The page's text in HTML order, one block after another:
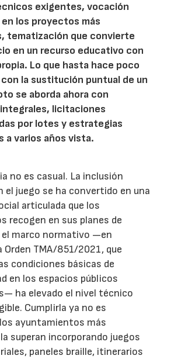
exigentes, vocación
en los proyectos más
tematización que convierte
en un recurso educativo con
Lo que hasta hace poco
la sustitución puntual de un
se aborda ahora con
licitaciones
por lotes y estrategias
a varios años vista.
no es casual. La inclusión
el juego se ha convertido en una
articulada que los
recogen en sus planes de
el marco normativo —en
Orden TMA/851/2021, que
condiciones básicas de
en los espacios públicos
ha elevado el nivel técnico
Cumplirla ya no es
ayuntamientos más
superan incorporando juegos
paneles braille, itinerarios